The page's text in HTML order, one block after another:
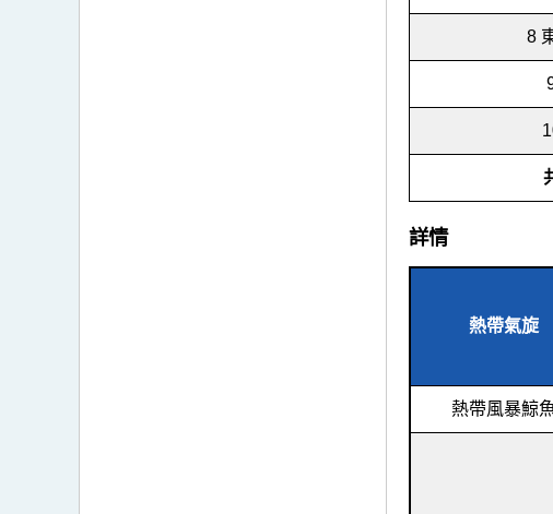
8
詳情
熱帶氣旋
熱帶風暴鯨魚